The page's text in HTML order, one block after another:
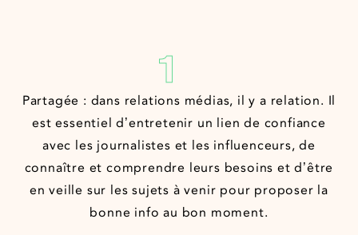
1
Partagée : dans relations médias, il y a relation. Il
est essentiel d’entretenir un lien de confiance
avec les journalistes et les influenceurs, de
connaître et comprendre leurs besoins et d’être
en veille sur les sujets à venir pour proposer la
bonne info au bon moment.